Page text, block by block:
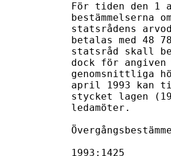
För tiden den 1
bestämmelserna
statsrådens
betalas med 48
statsråd skall
dock för angiven
genomsnittliga
april 1993 kan
stycket lagen
ledamöter.
1993:1425